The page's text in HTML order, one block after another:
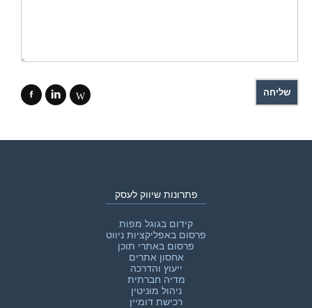
f i W
פתרונות שיווק לעסק
קידום בגוגל מפות
פרסום באפליקציות ניווט
פרסום באתרי תוכן
אחסון אתרים
ייעוץ והדרכה
מדיה חברתית
ניהול מוניטין
רכישת דומיין